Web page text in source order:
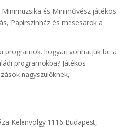
Minimuzsika és Miniművész játékos
Papírszínház és mesesarok a
programok: hogyan vonhatjuk be a
programokba? Játékos
nagyszülőknek,
Kelenvölgy 1116 Budapest,